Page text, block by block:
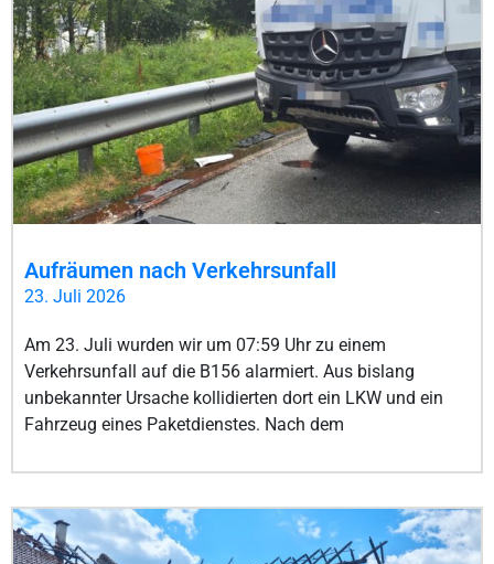
Aufräumen nach Verkehrsunfall
23. Juli 2026
Am 23. Juli wurden wir um 07:59 Uhr zu einem
Verkehrsunfall auf die B156 alarmiert. Aus bislang
unbekannter Ursache kollidierten dort ein LKW und ein
Fahrzeug eines Paketdienstes. Nach dem